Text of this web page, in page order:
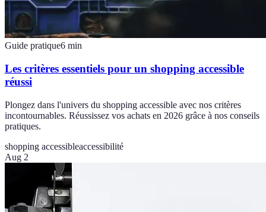
Guide pratique6 min
Les critères essentiels pour un shopping accessible
réussi
Plongez dans l'univers du shopping accessible avec nos critères
incontournables. Réussissez vos achats en 2026 grâce à nos conseils
pratiques.
shopping accessibleaccessibilité
Aug 2